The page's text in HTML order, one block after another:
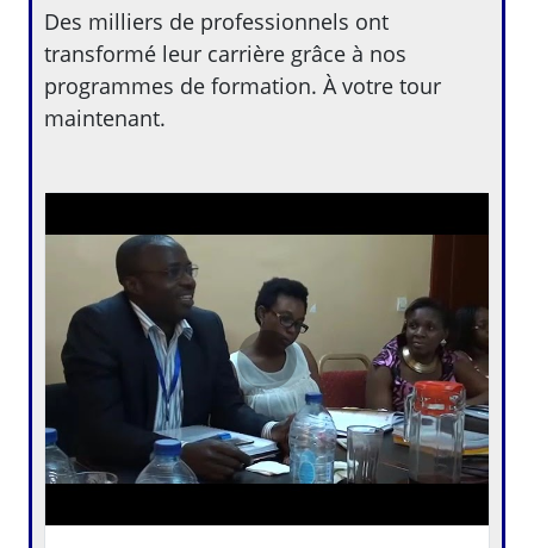
Des milliers de professionnels ont
transformé leur carrière grâce à nos
programmes de formation. À votre tour
maintenant.